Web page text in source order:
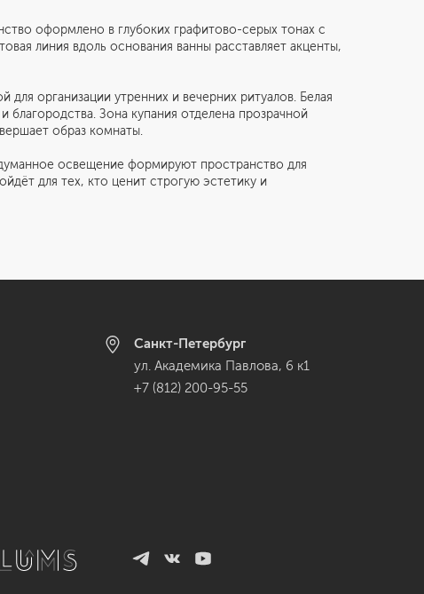
оформлено в глубоких графитово-серых тонах с
линия вдоль основания ванны расставляет акценты,
организации утренних и вечерних ритуалов. Белая
Зона купания отделена прозрачной
образ комнаты.
освещение формируют пространство для
для тех, кто ценит строгую эстетику и
Санкт-Петербург
ул. Академика Павлова, 6 к1
+7 (812) 200-95-55